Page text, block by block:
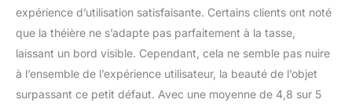
expérience d’utilisation satisfaisante. Certains clients ont noté
que la théière ne s’adapte pas parfaitement à la tasse,
laissant un bord visible. Cependant, cela ne semble pas nuire
à l’ensemble de l’expérience utilisateur, la beauté de l’objet
surpassant ce petit défaut. Avec une moyenne de 4,8 sur 5